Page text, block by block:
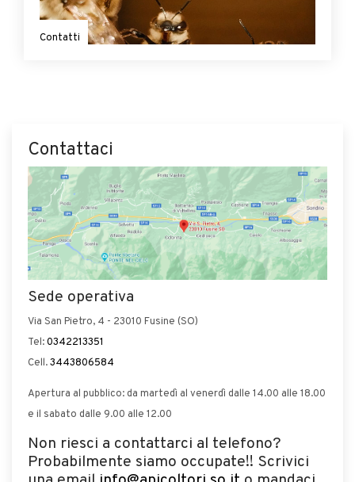
Contatti
Contattaci
Sede operativa
Via San Pietro, 4 - 23010 Fusine (SO)
Tel:0342213351
Cell.3443806584
Apertura al pubblico: da martedì al venerdì dalle 14.00 alle 18.00
e il sabato dalle 9.00 alle 12.00
Non riesci a contattarci al telefono?
Probabilmente siamo occupate!! Scrivici